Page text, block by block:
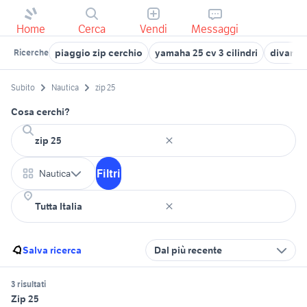
Home Cerca Vendi Messaggi
Ricerche piaggio zip cerchio yamaha 25 cv 3 cilindri divano
Subito Nautica zip 25
Cosa cerchi?
Nautica Filtri
Salva ricerca Dal più recente
3 risultati
Zip 25